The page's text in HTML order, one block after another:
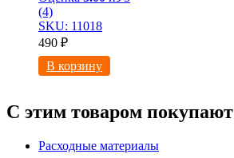
(4)
SKU: 11018
490 ₽
В корзину
С этим товаром покупают
Расходные материалы